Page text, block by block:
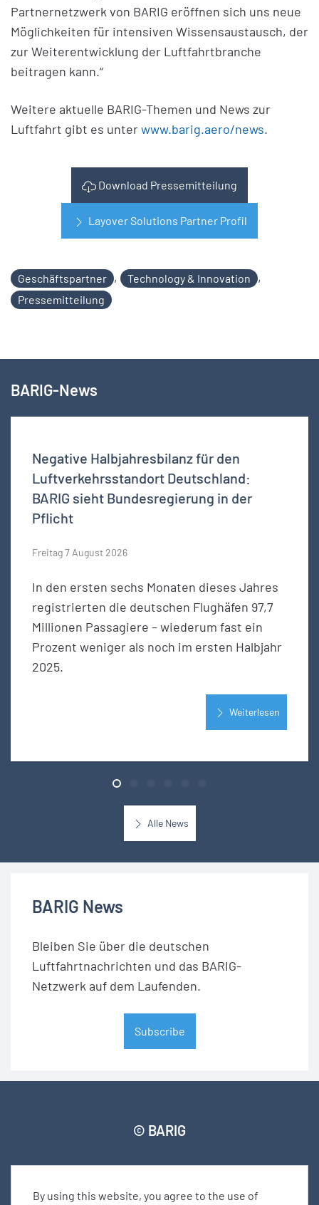
By using this website, you agree to the use of
Partnernetzwerk von BARIG eröffnen sich uns neue
Möglichkeiten für intensiven Wissensaustausch, der
zur Weiterentwicklung der Luftfahrtbranche
beitragen kann.“
Weitere aktuelle BARIG-Themen und News zur
Luftfahrt gibt es unterwww.barig.aero/news.
Download Pressemitteilung
Layover Solutions Partner Profil
Geschäftspartner , Technology & Innovation ,
Pressemitteilung
BARIG-News
Negative Halbjahresbilanz für den
Luftverkehrsstandort Deutschland:
BARIG sieht Bundesregierung in der
Pflicht
Freitag 7 August 2026
In den ersten sechs Monaten dieses Jahres
registrierten die deutschen Flughäfen 97,7
Millionen Passagiere – wiederum fast ein
Prozent weniger als noch im ersten Halbjahr
2025.
Weiterlesen
Alle News
BARIG News
Bleiben Sie über die deutschen
Luftfahrtnachrichten und das BARIG-
Netzwerk auf dem Laufenden.
Subscribe
© BARIG
Seitenverzeichnis